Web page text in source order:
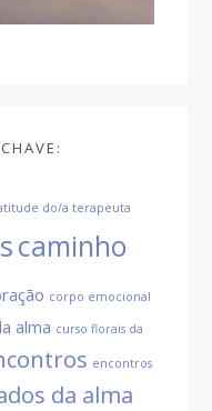
do/a terapeuta
caminho
corpo emocional
alma curso florais da
encontros
da alma